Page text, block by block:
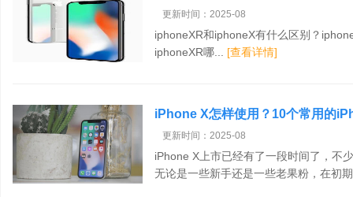
更新时间：2025-08
iphoneXR和iphoneX有什么区别？
iphoneXR哪... [查看详情]
iPhone X怎样使用？10个常用的
更新时间：2025-08
iPhone X上市已经有了一段时间了，不
无论是一些新手还是一些老果粉，在初